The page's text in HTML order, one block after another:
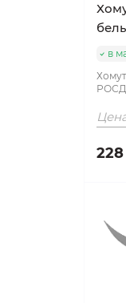
в
228